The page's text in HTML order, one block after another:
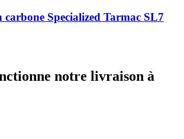
carbone Specialized Tarmac SL7
notre livraison à